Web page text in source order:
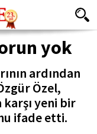
yok
ardından
Özel,
yeni bir
ifade etti.